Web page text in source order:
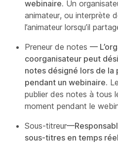
webinaire. Un
animateur, ou interprète
l’animateur lorsqu’il
Preneur de notes —
coorganisateur peut
notes désigné lors de la
pendant un webinaire.
publier des notes à tous
moment pendant le
Sous-titreur
sous-titres en temps